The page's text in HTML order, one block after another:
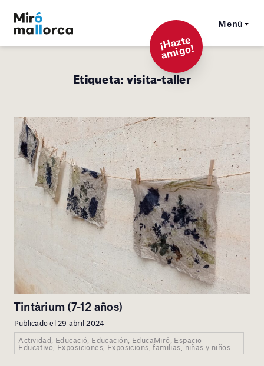
Menú
¡
Hazt
e
a
mi
g
o!
Etiqueta:visita-taller
Tintàrium (7-12 años)
Publicado el 29 abril 2024
Actividad, Educació, Educación, EducaMiró, Espacio
Educativo, Exposiciones, Exposicions, familias, niñas y niños